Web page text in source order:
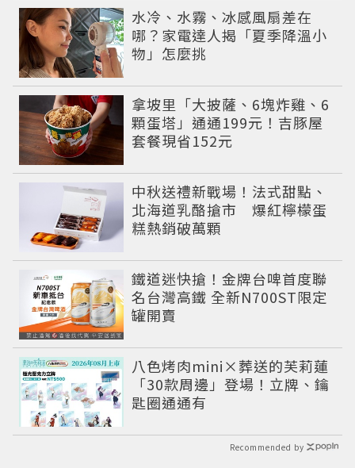
水冷、水霧、冰感風扇差在
哪？家電達人揭「夏季降溫小
物」怎麼挑
拿坡里「大披薩、6塊炸雞、6
顆蛋塔」通通199元！吉豚屋
套餐現省152元
中秋送禮新戰場！法式甜點、
北海道乳酪搶市 爆紅檸檬蛋
糕熱銷破萬顆
鐵道迷快搶！金牌台啤首度聯
名台灣高鐵 全新N700ST限定
罐開賣
八色烤肉mini×葬送的芙莉蓮
「30款周邊」登場！立牌、鑰
匙圈通通有
Recommended by